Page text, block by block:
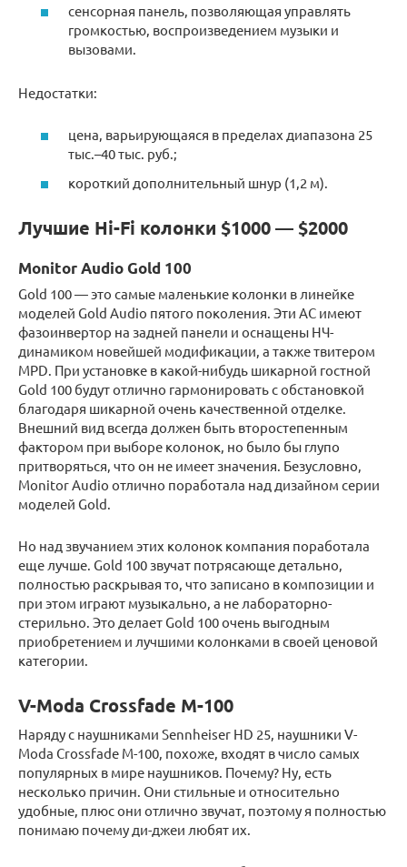
сенсорная панель, позволяющая управлять
громкостью, воспроизведением музыки и
вызовами.
Недостатки:
цена, варьирующаяся в пределах диапазона 25
тыс.–40 тыс. руб.;
короткий дополнительный шнур (1,2 м).
Лучшие Hi-Fi колонки $1000 — $2000
Monitor Audio Gold 100
Gold 100 — это самые маленькие колонки в линейке
моделей Gold Audio пятого поколения. Эти АС имеют
фазоинвертор на задней панели и оснащены НЧ-
динамиком новейшей модификации, а также твитером
MPD. При установке в какой-нибудь шикарной гостной
Gold 100 будут отлично гармонировать с обстановкой
благодаря шикарной очень качественной отделке.
Внешний вид всегда должен быть второстепенным
фактором при выборе колонок, но было бы глупо
притворяться, что он не имеет значения. Безусловно,
Monitor Audio отлично поработала над дизайном серии
моделей Gold.
Но над звучанием этих колонок компания поработала
еще лучше. Gold 100 звучат потрясающе детально,
полностью раскрывая то, что записано в композиции и
при этом играют музыкально, а не лабораторно-
стерильно. Это делает Gold 100 очень выгодным
приобретением и лучшими колонками в своей ценовой
категории.
V-Moda Crossfade M-100
Наряду с наушниками Sennheiser HD 25, наушники V-
Moda Crossfade M-100, похоже, входят в число самых
популярных в мире наушников. Почему? Ну, есть
несколько причин. Они стильные и относительно
удобные, плюс они отлично звучат, поэтому я полностью
понимаю почему ди-джеи любят их.